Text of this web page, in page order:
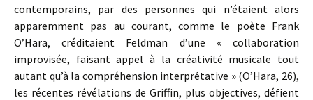
contemporains, par des personnes qui n’étaient alors
apparemment pas au courant, comme le poète Frank
O’Hara, créditaient Feldman d’une « collaboration
improvisée, faisant appel à la créativité musicale tout
autant qu’à la compréhension interprétative » (O’Hara, 26),
les récentes révélations de Griffin, plus objectives, défient